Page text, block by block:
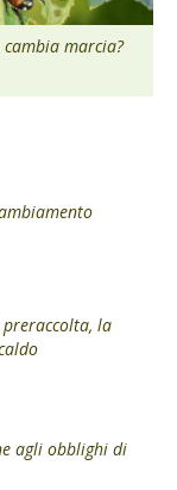
marcia?
la
agli obblighi di